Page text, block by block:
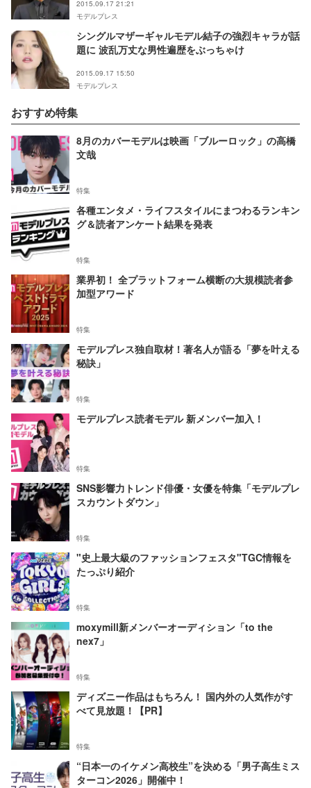
2015.09.17 21:21
モデルプレス
シングルマザーギャルモデル結子の強烈キャラが話
題に 波乱万丈な男性遍歴をぶっちゃけ
2015.09.17 15:50
モデルプレス
おすすめ特集
8月のカバーモデルは映画「ブルーロック」の高橋
文哉
特集
各種エンタメ・ライフスタイルにまつわるランキン
グ＆読者アンケート結果を発表
特集
業界初！ 全プラットフォーム横断の大規模読者参
加型アワード
特集
モデルプレス独自取材！著名人が語る「夢を叶える
秘訣」
特集
モデルプレス読者モデル 新メンバー加入！
特集
SNS影響力トレンド俳優・女優を特集「モデルプレ
スカウントダウン」
特集
"史上最大級のファッションフェスタ"TGC情報を
たっぷり紹介
特集
moxymill新メンバーオーディション「to the
nex7」
特集
ディズニー作品はもちろん！ 国内外の人気作がす
べて見放題！【PR】
特集
“日本一のイケメン高校生”を決める「男子高生ミス
ターコン2026」開催中！